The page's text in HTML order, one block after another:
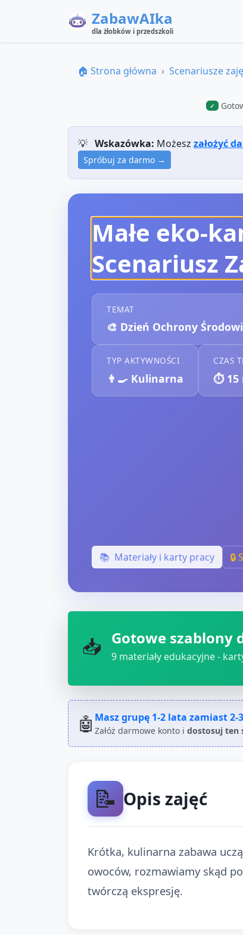
ZabawAIka
dla żłobków i przedszkoli
🏠 Strona główna Scenariusze
✓
💡 Wskazówka: Możesz założyć
Spróbuj za darmo →
Małe
Scenariusz
TEMAT
🎨 Dzień Ochrony
TYP AKTYWNOŚCI
👨‍🍳 Kulinarna
CZAS
⏱️ 15
📚 Materiały i karty pracy 🔒
📥 Gotowe szablony
9 materiały edukacyjne -
🤖Masz grupę 1-2 lata zamiast2-
Załóż darmowe konto i dostosuj ten
📝 Opis zajęć
Krótka, kulinarna zabawa
owoców, rozmawiamy skąd
twórczą ekspresję.